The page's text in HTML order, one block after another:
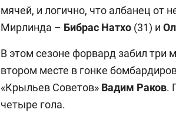
мячей, и логично, что албанец от
Мирлинда – Бибрас Натхо (31) и
В этом сезоне форвард забил три
втором месте в гонке
«Крыльев Советов» Вадим Раков.
четыре гола.